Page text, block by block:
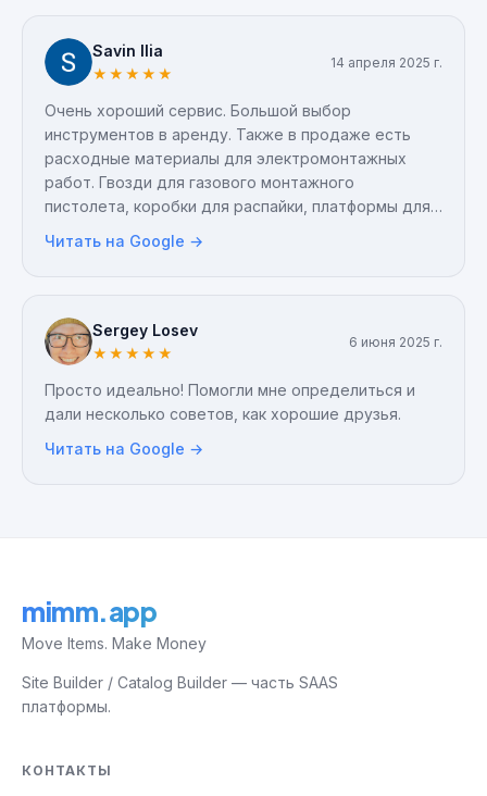
Savin Ilia
★ ★ ★ ★ ★
14 апреля 2025 г.
Очень хороший сервис. Большой выбор
инструментов в аренду. Также в продаже есть
расходные материалы для электромонтажных
работ. Гвозди для газового монтажного
пистолета, коробки для распайки, платформы для
Promrukav. Цены гуманные, все всегда в наличии 👍
Читать на Google →
Sergey Losev
★ ★ ★ ★ ★
6 июня 2025 г.
Просто идеально! Помогли мне определиться и
дали несколько советов, как хорошие друзья.
Читать на Google →
mimm.app
Move Items. Make Money
Site Builder / Catalog Builder — часть SAAS
платформы.
КОНТАКТЫ